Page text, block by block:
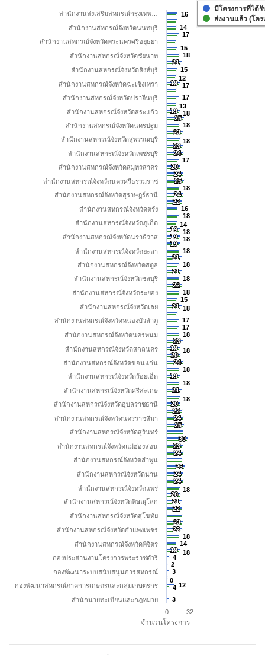
Bar chart with 2 data series.
View as data table, สรุปการส่งงาน ( กรกฎาคม 2569 ) ของแ
The chart has 1 X axis displaying categories.
The chart has 1 Y axis displaying จำนวนโครงการ. Range: 0 to 32.
จำนวนโครงการ
16
16
14
14
17
17
15
15
18
18
21
21
15
15
19
19
17
17
19
19
25
25
18
18
23
23
23
23
24
24
17
17
20
20
24
24
25
25
18
18
24
24
22
22
16
16
18
18
19
19
19
19
19
19
18
18
21
21
18
18
21
21
18
18
22
22
18
18
15
15
21
21
17
17
17
17
18
18
23
23
19
19
20
20
24
24
18
18
19
19
18
18
21
21
20
20
22
22
24
24
25
25
30
30
23
23
24
24
26
26
24
24
24
24
20
20
21
21
22
22
23
23
22
22
18
18
14
14
19
19
4
4
2
2
3
3
12
12
3
3
12
12
17
17
13
13
18
18
18
18
14
14
18
18
18
18
18
18
18
18
18
18
18
18
18
18
0
0
4
4
มีโครงการที่ได้
ส่งงานแล้ว (โคร
สำนักงานส่งเสริมสหกรณ์กรุงเทพ…
สำนักงานสหกรณ์จังหวัดนนทบุรี
สำนักงานสหกรณ์จังหวัดพระนครศรีอยุธยา
สำนักงานสหกรณ์จังหวัดชัยนาท
สำนักงานสหกรณ์จังหวัดสิงห์บุรี
สำนักงานสหกรณ์จังหวัดฉะเชิงเทรา
สำนักงานสหกรณ์จังหวัดปราจีนบุรี
สำนักงานสหกรณ์จังหวัดสระแก้ว
สำนักงานสหกรณ์จังหวัดนครปฐม
สำนักงานสหกรณ์จังหวัดสุพรรณบุรี
สำนักงานสหกรณ์จังหวัดเพชรบุรี
สำนักงานสหกรณ์จังหวัดสมุทรสาคร
สำนักงานสหกรณ์จังหวัดนครศรีธรรมราช
สำนักงานสหกรณ์จังหวัดสุราษฎร์ธานี
สำนักงานสหกรณ์จังหวัดตรัง
สำนักงานสหกรณ์จังหวัดภูเก็ต
สำนักงานสหกรณ์จังหวัดนราธิวาส
สำนักงานสหกรณ์จังหวัดยะลา
สำนักงานสหกรณ์จังหวัดสตูล
สำนักงานสหกรณ์จังหวัดชลบุรี
สำนักงานสหกรณ์จังหวัดระยอง
สำนักงานสหกรณ์จังหวัดเลย
สำนักงานสหกรณ์จังหวัดหนองบัวลำภู
สำนักงานสหกรณ์จังหวัดนครพนม
สำนักงานสหกรณ์จังหวัดสกลนคร
สำนักงานสหกรณ์จังหวัดขอนแก่น
สำนักงานสหกรณ์จังหวัดร้อยเอ็ด
สำนักงานสหกรณ์จังหวัดศรีสะเกษ
สำนักงานสหกรณ์จังหวัดอุบลราชธานี
สำนักงานสหกรณ์จังหวัดนครราชสีมา
สำนักงานสหกรณ์จังหวัดสุรินทร์
สำนักงานสหกรณ์จังหวัดแม่ฮ่องสอน
สำนักงานสหกรณ์จังหวัดลำพูน
สำนักงานสหกรณ์จังหวัดน่าน
สำนักงานสหกรณ์จังหวัดแพร่
สำนักงานสหกรณ์จังหวัดพิษณุโลก
สำนักงานสหกรณ์จังหวัดสุโขทัย
สำนักงานสหกรณ์จังหวัดกำแพงเพชร
สำนักงานสหกรณ์จังหวัดพิจิตร
กองประสานงานโครงการพระราชดำริ
กองพัฒนาระบบสนับสนุนการสหกรณ์
กองพัฒนาสหกรณ์ภาคการเกษตรและกลุ่มเกษตรกร
สำนักนายทะเบียนและกฎหมาย
0
32